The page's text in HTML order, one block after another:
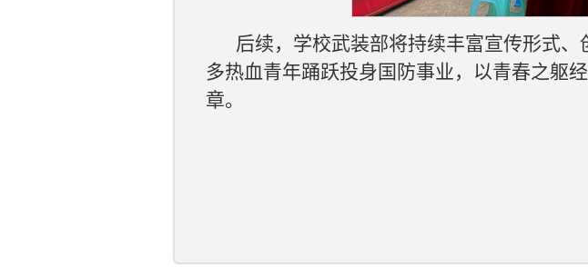
后续，学校武装部将持续丰富宣传形式
多热血青年踊跃投身国防事业，以青春之躯
章。